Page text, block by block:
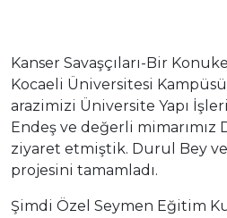
Kanser Savaşçıları-Bir
Kocaeli Üniversitesi
arazimizi Üniversite Yapı
Endeş ve değerli
ziyaret etmiştik. Durul Bey
projesini tamamladı.
Şimdi Özel Seymen Eğitim